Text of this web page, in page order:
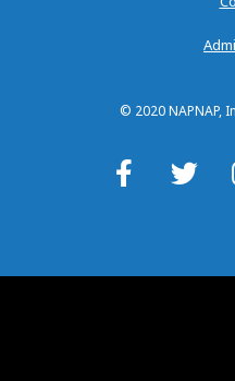
© 2020 NAPNAP,